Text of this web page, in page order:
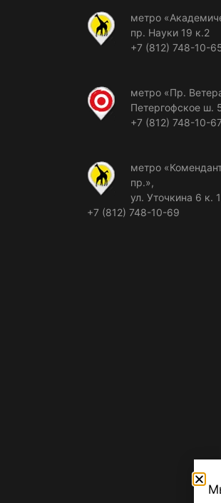
метро
пр. Науки 19 к.2
+7 (812) 748-10-
метро «Пр.
Петергофское ш.
+7 (812) 748-10-67
метро
пр.»,
ул. Уточкина 6 к. 1
+7 (812) 748-10-69